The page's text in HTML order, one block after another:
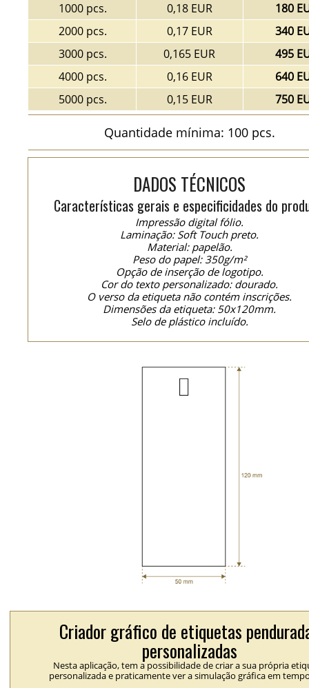
1000 pcs.
0,18 EUR
180
2000 pcs.
0,17 EUR
340
3000 pcs.
0,165 EUR
495
4000 pcs.
0,16 EUR
640
5000 pcs.
0,15 EUR 750
Quantidade mínima: 100 pcs.
DADOS TÉCNICOS
Características gerais e especificidades do
Impressão digital fólio.
Laminação: Soft Touch preto.
Material: papelão.
Peso do papel: 350g/m²
Opção de inserção de logotipo.
Cor do texto personalizado: dourado.
O verso da etiqueta não contém inscrições.
Dimensões da etiqueta: 50x120mm.
Selo de plástico incluído.
Criador gráfico de etiquetas
personalizadas
Nesta aplicação, tem a possibilidade de criar a sua própria
personalizada e praticamente ver a simulação gráfica em